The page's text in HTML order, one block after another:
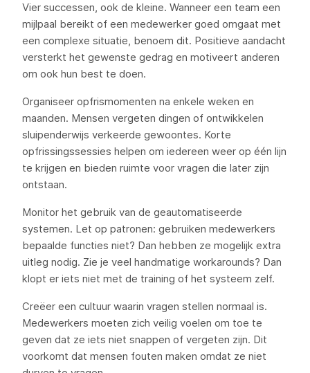
Vier successen, ook de kleine. Wanneer een team een
mijlpaal bereikt of een medewerker goed omgaat met
een complexe situatie, benoem dit. Positieve aandacht
versterkt het gewenste gedrag en motiveert anderen
om ook hun best te doen.
Organiseer opfrismomenten na enkele weken en
maanden. Mensen vergeten dingen of ontwikkelen
sluipenderwijs verkeerde gewoontes. Korte
opfrissingssessies helpen om iedereen weer op één lijn
te krijgen en bieden ruimte voor vragen die later zijn
ontstaan.
Monitor het gebruik van de geautomatiseerde
systemen. Let op patronen: gebruiken medewerkers
bepaalde functies niet? Dan hebben ze mogelijk extra
uitleg nodig. Zie je veel handmatige workarounds? Dan
klopt er iets niet met de training of het systeem zelf.
Creëer een cultuur waarin vragen stellen normaal is.
Medewerkers moeten zich veilig voelen om toe te
geven dat ze iets niet snappen of vergeten zijn. Dit
voorkomt dat mensen fouten maken omdat ze niet